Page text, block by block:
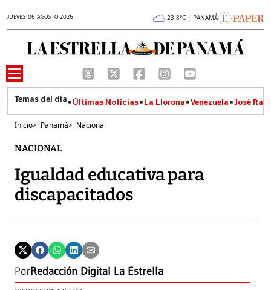
JUEVES 06 AGOSTO 2026 23.8°C | PANAMÁ
Últimas Noticias La Llorona Venezuela José
Inicio> Panamá> Nacional
NACIONAL
Igualdad educativa para
discapacitados
PorRedacción Digital La Estrella